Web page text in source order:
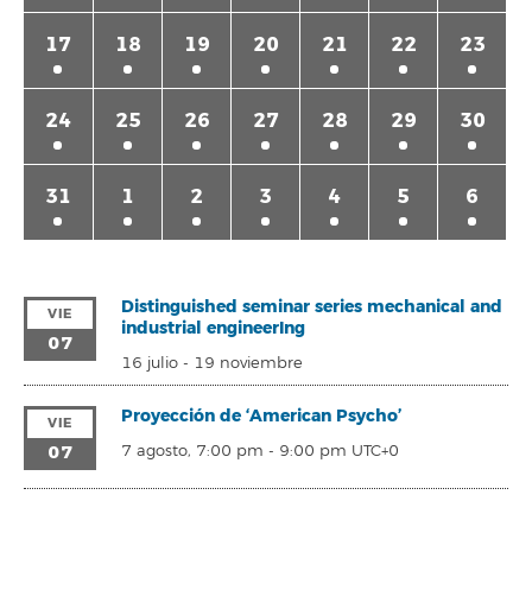
17 18 19 20 21 22 23
24 25 26 27 28 29 30
31 1 2 3 4 5 6
VIE
07
Distinguished seminar series mechanical and
industrial engineerIng
16 julio- 19 noviembre
VIE
07
Proyección de ‘American Psycho’
7 agosto, 7:00 pm - 9:00 pm UTC+0